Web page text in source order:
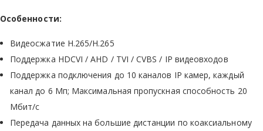
Особенности:
Видеосжатие H.265/H.265
Поддержка HDCVI / AHD / TVI / CVBS / IP видеовходов
Поддержка подключения до 10 каналов IP камер, каждый
канал до 6 Мп; Максимальная пропускная способность 20
Мбит/с
Передача данных на большие дистанции по коаксиальному